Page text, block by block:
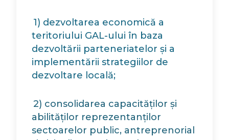
1) dezvoltarea economică a
teritoriului GAL-ului în baza
dezvoltării parteneriatelor și a
implementării strategiilor de
dezvoltare locală;
2) consolidarea capacităților și
abilităților reprezentanților
sectoarelor public, antreprenorial